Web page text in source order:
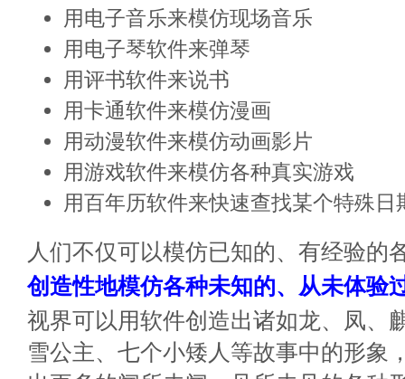
用电子音乐来模仿现场音乐
用电子琴软件来弹琴
用评书软件来说书
用卡通软件来模仿漫画
用动漫软件来模仿动画影片
用游戏软件来模仿各种真实游戏
用百年历软件来快速查找某个特殊日
人们不仅可以模仿已知的、有经验的
创造性地模仿各种未知的、从未体验
视界可以用软件创造出诸如龙、凤、
雪公主、七个小矮人等故事中的形象